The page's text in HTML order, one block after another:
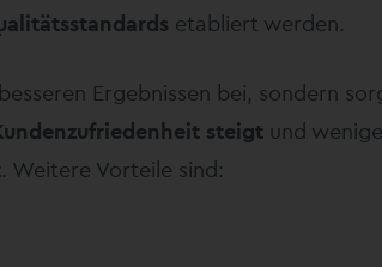
etabliert werden.
Ergebnissen bei, sondern
steigt und
. Weitere Vorteile sind: